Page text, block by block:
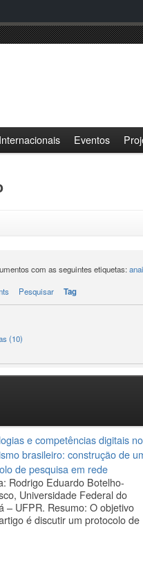
Eventos
com as seguintes etiquetas:
Pesquisar Tag
(10)
e competências digitais no
brasileiro: construção de
de pesquisa em rede
Rodrigo Eduardo Botelho-
Universidade Federal do
– UFPR. Resumo: O objetivo
é discutir um protocolo de